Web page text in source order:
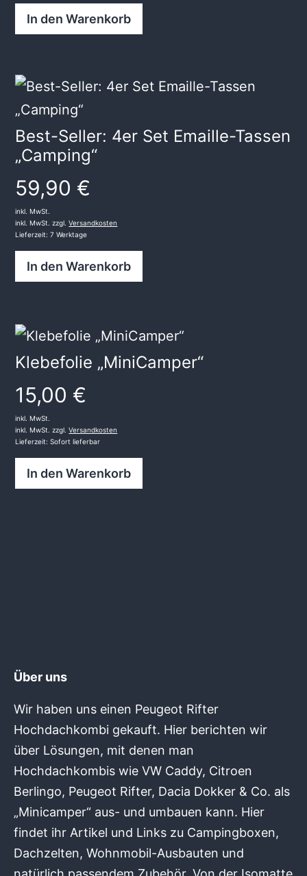
In den Warenkorb
Best-Seller: 4er Set Emaille-Tassen
„Camping“
59,90 €
inkl. MwSt.
inkl. MwSt. zzgl.Versandkosten
Lieferzeit:7 Werktage
In den Warenkorb
Klebefolie „MiniCamper“
15,00 €
inkl. MwSt.
inkl. MwSt. zzgl.Versandkosten
Lieferzeit:Sofort lieferbar
In den Warenkorb
Über uns
Wir haben uns einen Peugeot Rifter
Hochdachkombi gekauft. Hier berichten wir
über Lösungen, mit denen man
Hochdachkombis wie VW Caddy, Citroen
Berlingo, Peugeot Rifter, Dacia Dokker & Co. als
„Minicamper“ aus- und umbauen kann. Hier
findet ihr Artikel und Links zu Campingboxen,
Dachzelten, Wohnmobil-Ausbauten und